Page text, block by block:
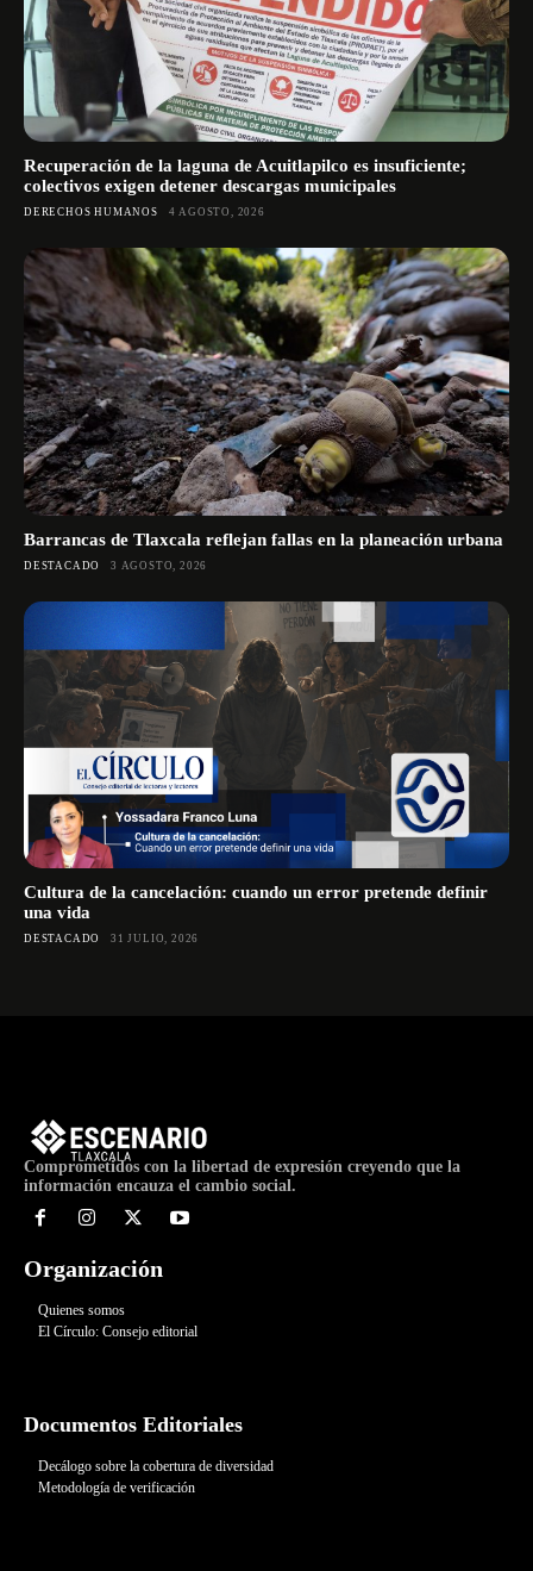
Recuperación de la laguna de Acuitlapilco es insuficiente;
colectivos exigen detener descargas municipales
DERECHOS HUMANOS 4 AGOSTO, 2026
Barrancas de Tlaxcala reflejan fallas en la planeación urbana
DESTACADO 3 AGOSTO, 2026
Cultura de la cancelación: cuando un error pretende definir
una vida
DESTACADO 31 JULIO, 2026
Comprometidos con la libertad de expresión creyendo que la
información encauza el cambio social.
Organización
Quienes somos
El Círculo: Consejo editorial
Documentos Editoriales
Decálogo sobre la cobertura de diversidad
Metodología de verificación